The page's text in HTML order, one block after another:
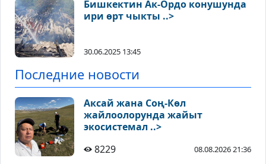
Бишкектин Ак-Ордо конушунда
ири өрт чыкты ..>
30.06.2025 13:45
Последние новости
Аксай жана Соң-Көл
жайлоолорунда жайыт
экосистемал ..>
8229
08.08.2026 21:36